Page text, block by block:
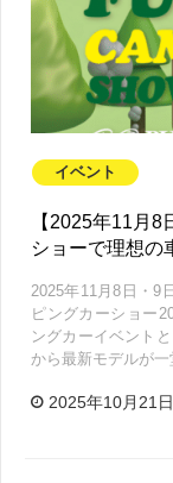
イベント
【2025年11月
ショーで理想の
2025年11月8日・9
ピングカーショー
ングカーイベント
から最新モデルが
2025年10月21日